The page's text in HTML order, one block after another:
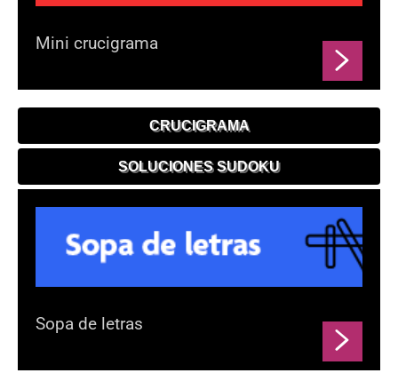
Mini crucigrama
CRUCIGRAMA
SOLUCIONES SUDOKU
Sopa de letras